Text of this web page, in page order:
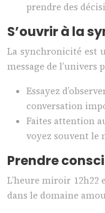
prendre des
S’ouvrir à la
La synchronicité est
message de
Essayez
conversation
Faites attention
voyez souvent le
Prendre
L’heure miroir
dans le domaine